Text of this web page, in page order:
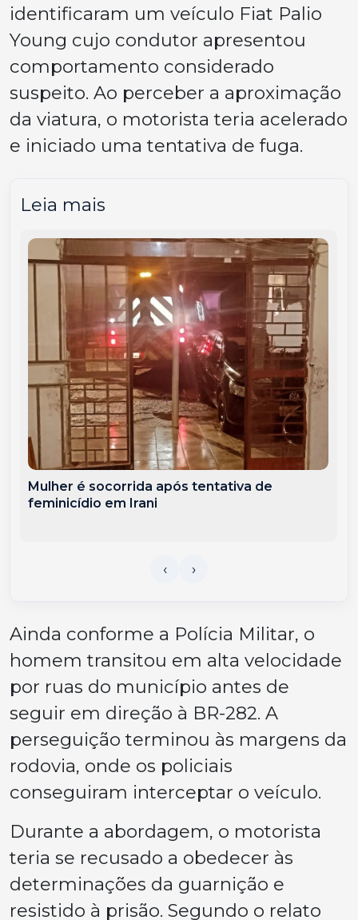
identificaram um veículo Fiat Palio
Young cujo condutor apresentou
comportamento considerado
suspeito. Ao perceber a aproximação
da viatura, o motorista teria acelerado
e iniciado uma tentativa de fuga.
Leia mais
Mulher é socorrida após tentativa de
feminicídio em Irani
Ainda conforme a Polícia Militar, o
homem transitou em alta velocidade
por ruas do município antes de
seguir em direção à BR-282. A
perseguição terminou às margens da
rodovia, onde os policiais
conseguiram interceptar o veículo.
Durante a abordagem, o motorista
teria se recusado a obedecer às
determinações da guarnição e
resistido à prisão. Segundo o relato